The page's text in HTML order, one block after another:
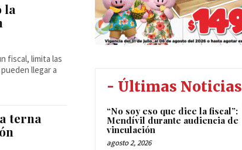
la
fiscal, limita las
llegar a
terna
- Últimas Noticias
“No soy eso que dice la fiscal”:
Mendívil durante audiencia de
vinculación
agosto 2, 2026